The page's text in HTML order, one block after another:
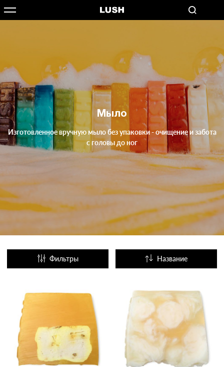
Мыло
Изготовленное вручную мыло без упаковки - очищение и забота
с головы до ног
Фильтры Название